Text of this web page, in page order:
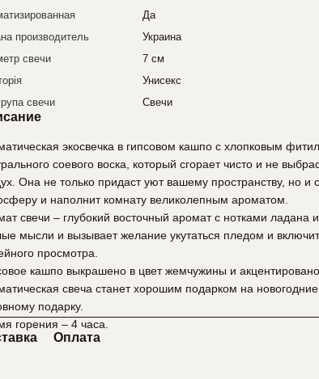
Да
производитель
Украина
свечи
7 см
Унисекс
свечи
Свечи
экосвечка в гипсовом кашпо с хлопковым
соевого воска, который сгорает чисто и не
Она не только придаст уют вашему пространству, но и
и наполнит комнату великолепным ароматом.
свечи – глубокий восточный аромат с нотками ладана
мысли и вызывает желание укутаться пледом и
просмотра.
кашпо выкрашено в цвет жемчужины и акцентировано
свеча станет хорошим подарком на
подарку.
горения – 4 часа.
Оплата